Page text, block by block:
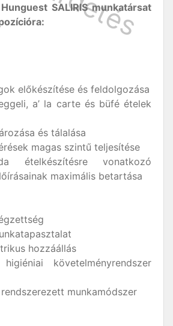
SALIRIS munkatársat
előkészítése és feldolgozása
a’ la carte és büfé ételek
és tálalása
magas szintű teljesítése
ételkészítésre vonatkozó
maximális betartása
hozzáállás
követelményrendszer
munkamódszer